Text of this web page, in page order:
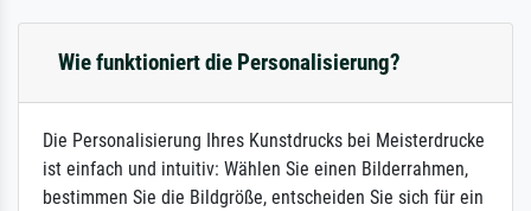
Wie funktioniert die Personalisierung?
Die Personalisierung Ihres Kunstdrucks bei Meisterdrucke
ist einfach und intuitiv: Wählen Sie einen Bilderrahmen,
bestimmen Sie die Bildgröße, entscheiden Sie sich für ein